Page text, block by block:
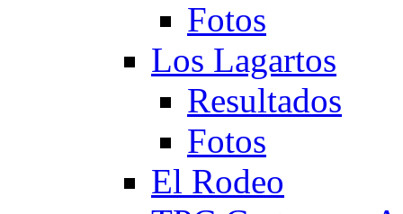
Fotos
Los Lagartos
Resultados
Fotos
El Rodeo